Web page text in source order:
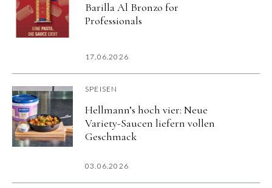
Barilla Al Bronzo for
Professionals
17.06.2026
SPEISEN
Hellmann’s hoch vier: Neue
Variety-Saucen liefern vollen
Geschmack
03.06.2026